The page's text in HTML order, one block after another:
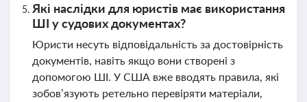
Які наслідки для юристів має використання
ШІ у судових документах?
Юристи несуть відповідальність за достовірність
документів, навіть якщо вони створені з
допомогою ШІ. У США вже вводять правила, які
зобов’язують ретельно перевіряти матеріали,